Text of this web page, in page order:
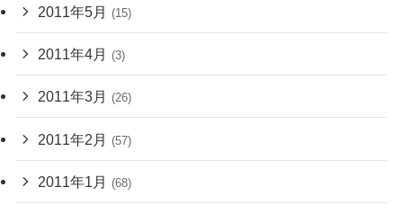
2011年5月 (15)
2011年4月 (3)
2011年3月 (26)
2011年2月 (57)
2011年1月 (68)